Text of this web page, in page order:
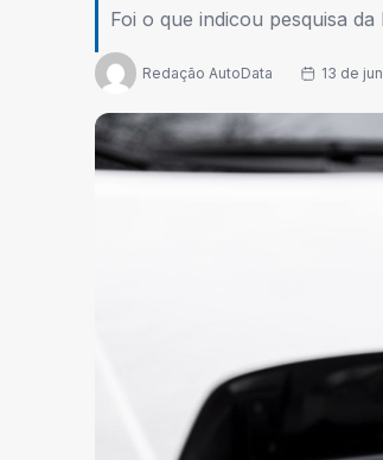
Foi o que indicou pesquisa
Redação AutoData 13 de